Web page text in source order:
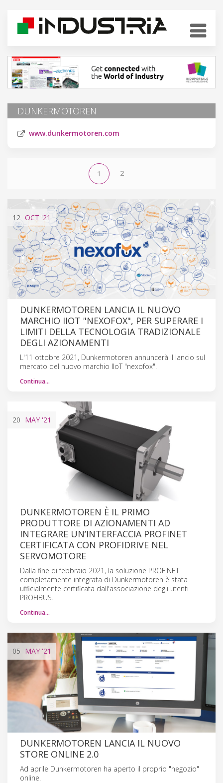
DUNKERMOTOREN
www.dunkermotoren.com
1 2
12 OCT '21
DUNKERMOTOREN LANCIA IL NUOVO
MARCHIO IIOT "NEXOFOX", PER SUPERARE I
LIMITI DELLA TECNOLOGIA TRADIZIONALE
DEGLI AZIONAMENTI
L'11 ottobre 2021, Dunkermotoren annuncerà il lancio sul
mercato del nuovo marchio IIoT "nexofox".
Continua…
20 MAY '21
DUNKERMOTOREN È IL PRIMO
PRODUTTORE DI AZIONAMENTI AD
INTEGRARE UN’INTERFACCIA PROFINET
CERTIFICATA CON PROFIDRIVE NEL
SERVOMOTORE
Dalla fine di febbraio 2021, la soluzione PROFINET
completamente integrata di Dunkermotoren è stata
ufficialmente certificata dall'associazione degli utenti
PROFIBUS.
Continua…
05 MAY '21
DUNKERMOTOREN LANCIA IL NUOVO
STORE ONLINE 2.0
Ad aprile Dunkermotoren ha aperto il proprio "negozio"
online.